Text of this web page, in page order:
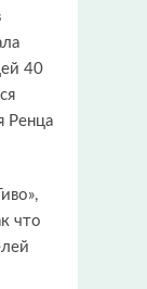
40
Ренца
что